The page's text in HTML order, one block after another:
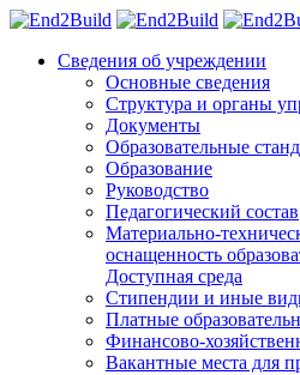
Сведения об учреждении
Основные сведения
Структура и органы
Документы
Образовательные
Образование
Руководство
Педагогический состав
Материально-
оснащенность
Доступная среда
Стипендии и иные
Платные
Финансово-
Вакантные места для